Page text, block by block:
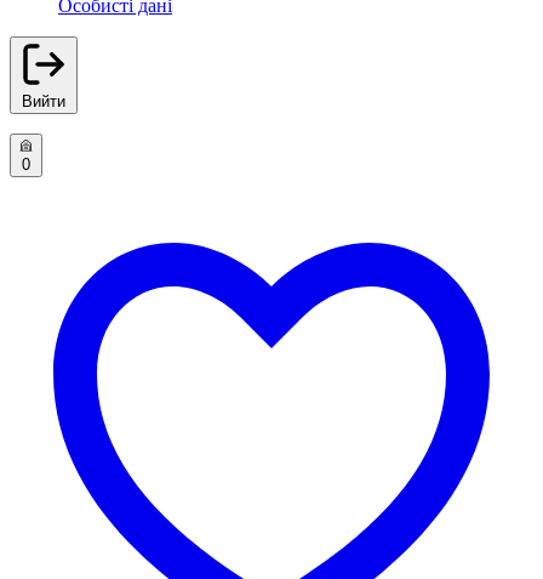
Особисті дані
Вийти
0